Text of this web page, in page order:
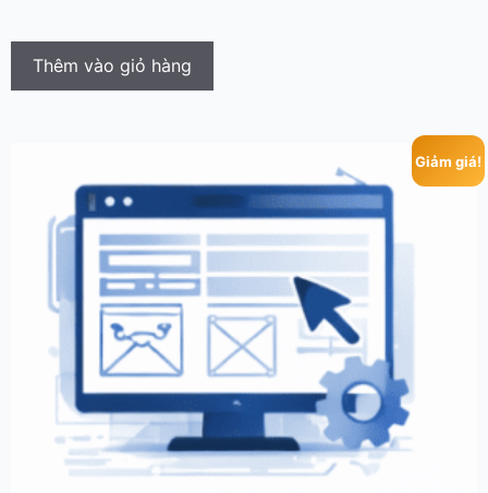
Thêm vào giỏ hàng
Giảm giá!